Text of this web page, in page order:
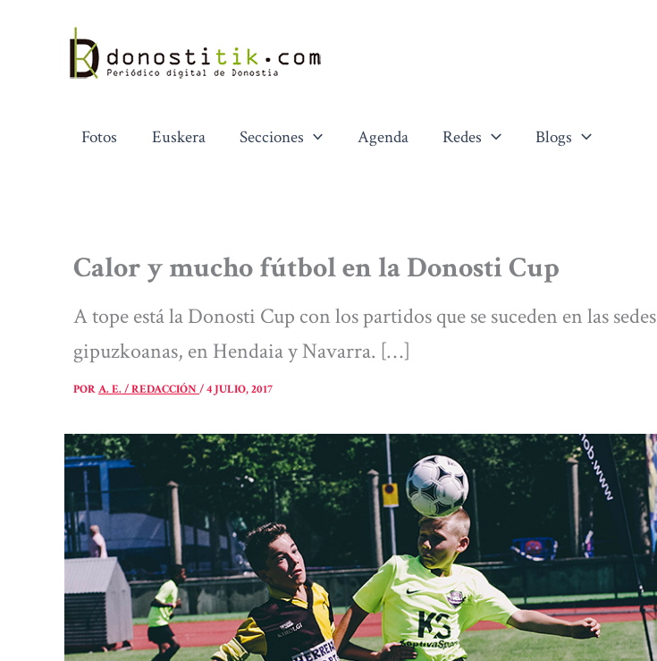
contenido
Fotos Euskera Secciones Agenda Redes Blogs
Calor y mucho fútbol en la Donosti Cup
A tope está la Donosti Cup con los partidos que se suceden en las sedes
gipuzkoanas, en Hendaia y Navarra. […]
PORA. E. / REDACCIÓN/4 JULIO, 2017